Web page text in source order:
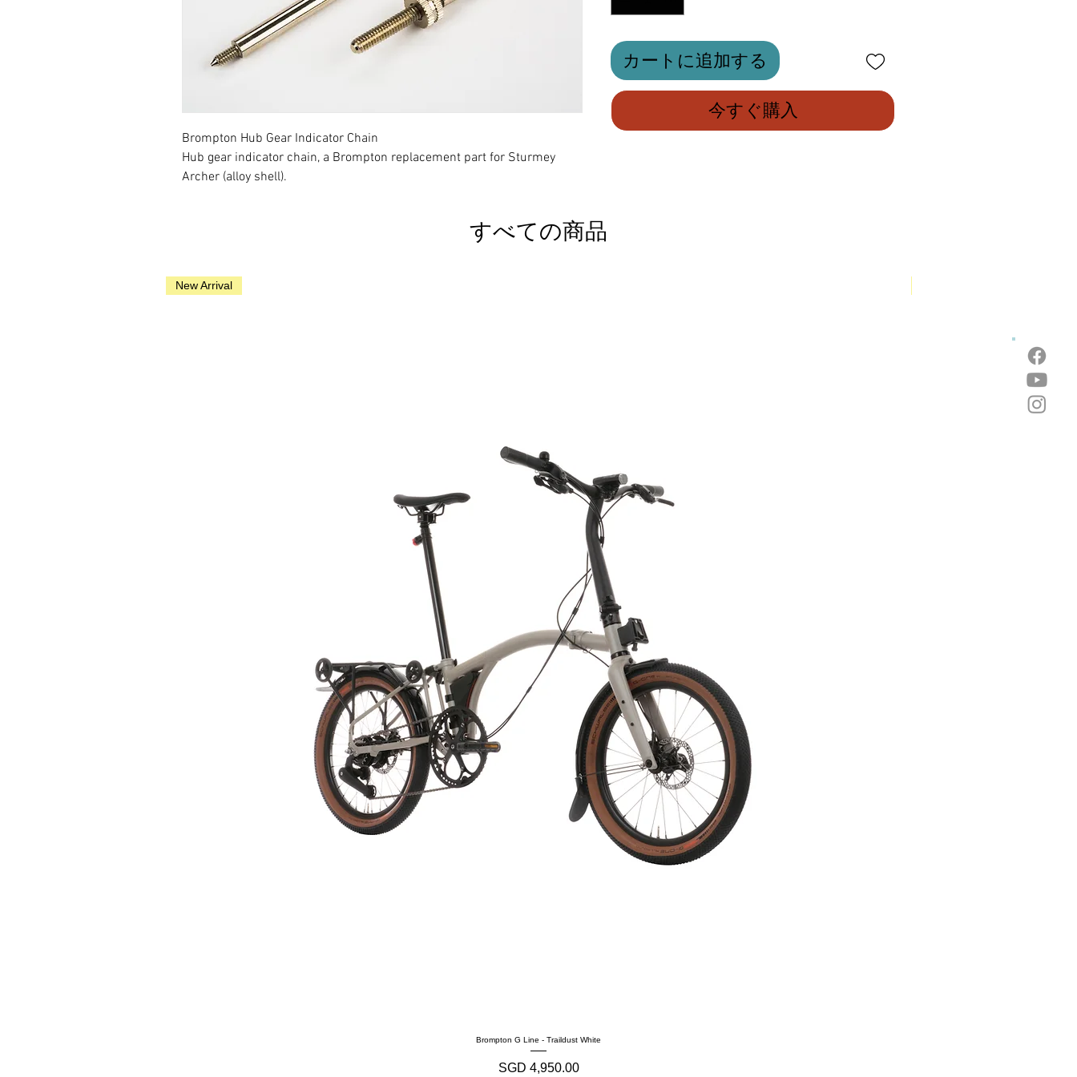
Brompton Hub Gear Indicator Chain
Hub gear indicator chain, a Brompton replacement part for Sturmey
Archer (alloy shell).
カートに追加する
今すぐ購入
すべての商品
New Arrival
Brompton G Line - Traildust White
価格
SGD 4,950.00